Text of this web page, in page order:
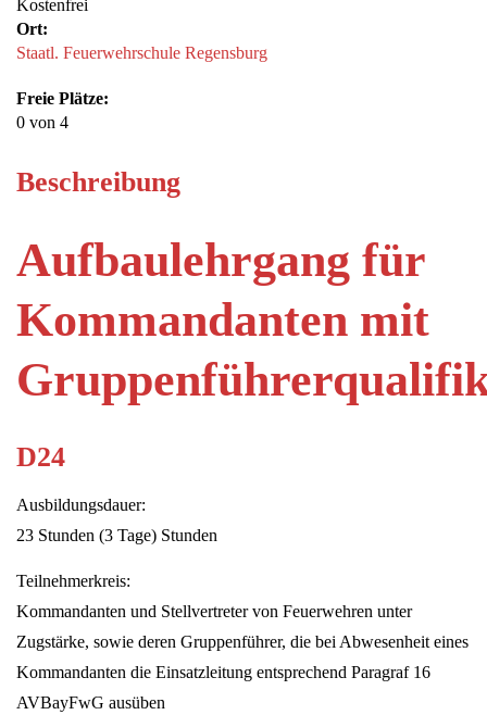
Kostenfrei
Ort:
Staatl. Feuerwehrschule Regensburg
Freie Plätze:
0 von 4
Beschreibung
Aufbaulehrgang für
Kommandanten mit
D24
Ausbildungsdauer:
23 Stunden (3 Tage) Stunden
Teilnehmerkreis:
Kommandanten und Stellvertreter von Feuerwehren unter
Zugstärke, sowie deren Gruppenführer, die bei Abwesenheit eines
Kommandanten die Einsatzleitung entsprechend Paragraf 16
AVBayFwG ausüben